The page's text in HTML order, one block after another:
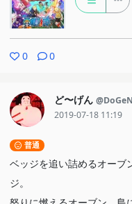
0 0
ど〜げん @DoGeN
2019-07-18 11:19
普通
ベッジを追い詰めるオーブ
ジ。